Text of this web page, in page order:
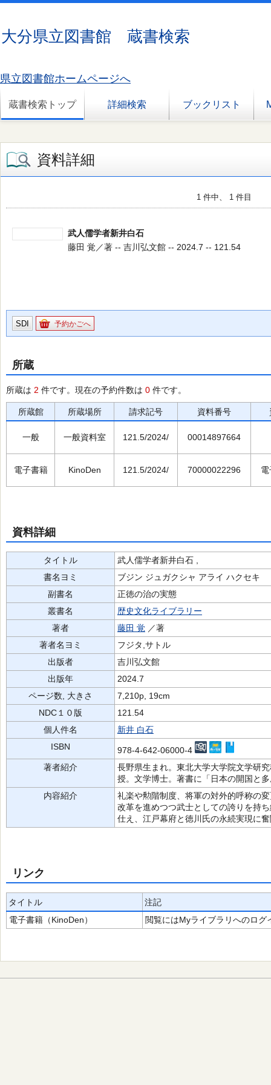
大分県立図書館 蔵書検索
県立図書館ホームページへ
蔵書検索トップ 詳細検索 ブックリスト
資料詳細
1 件中、 1 件目
武人儒学者新井白石
藤田 覚／著 -- 吉川弘文館 -- 2024.7 -- 121.54
SDI 予約かごへ
所蔵
所蔵は 2 件です。現在の予約件数は 0 件です。
所蔵館 所蔵場所 請求記号 資料番号
一般 一般資料室 121.5/2024/ 00014897664
電子書籍 KinoDen 121.5/2024/ 70000022296
資料詳細
タイトル
武人儒学者新井白石 ,
書名ヨミ
ブジン ジュガクシャ アライ ハクセキ
副書名
正徳の治の実態
叢書名
歴史文化ライブラリー
著者
藤田 覚 ／著
著者名ヨミ
フジタ,サトル
出版者
吉川弘文館
出版年
2024.7
ページ数, 大きさ
7,210p, 19cm
NDC１０版
121.54
個人件名
新井 白石
ISBN
978-4-642-06000-4
著者紹介
長野県生まれ。東北大学大学院文学研
授。文学博士。著書に「日本の開国と
内容紹介
礼楽や勲階制度、将軍の対外的呼称の
改革を進めつつ武士としての誇りを持
仕え、江戸幕府と徳川氏の永続実現に
リンク
タイトル
注記
電子書籍（KinoDen）
閲覧にはMyライブラリへのログ